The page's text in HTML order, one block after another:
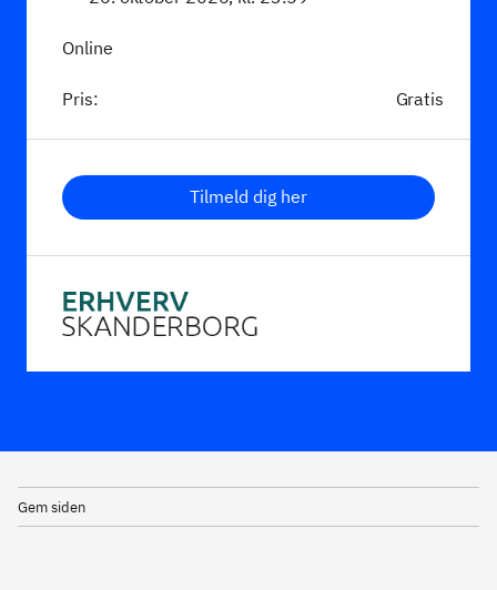
Online
Pris: Gratis
Tilmeld dig her
Gem siden